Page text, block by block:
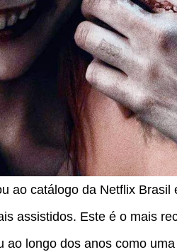
ao catálogo da Netflix Brasil
assistidos. Este é o mais
ao longo dos anos como